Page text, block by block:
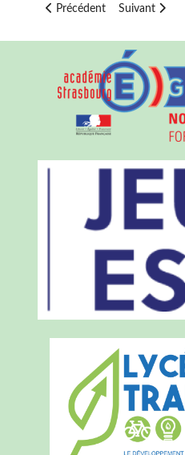
Article précédent : Spécialité
Précédent Article
Suivant